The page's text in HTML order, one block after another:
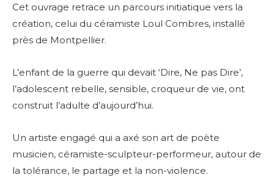
Cet ouvrage retrace un parcours initiatique vers la
création, celui du céramiste Loul Combres, installé
près de Montpellier.
L’enfant de la guerre qui devait ‘Dire, Ne pas Dire’,
l’adolescent rebelle, sensible, croqueur de vie, ont
construit l’adulte d’aujourd’hui.
Un artiste engagé qui a axé son art de poète
musicien, céramiste-sculpteur-performeur, autour de
la tolérance, le partage et la non-violence.